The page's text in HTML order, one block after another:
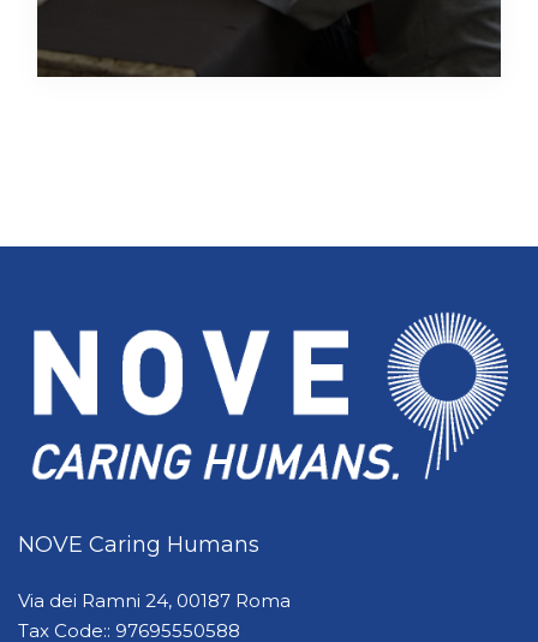
NOVE Caring Humans
Via dei Ramni 24, 00187 Roma
Tax Code:: 97695550588